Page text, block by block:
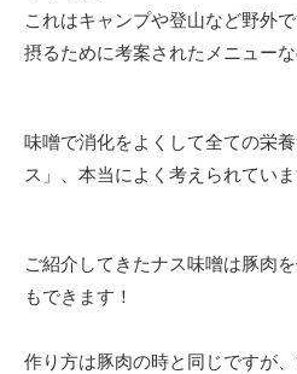
これはキャンプや登山など野外
摂るために考案されたメニューな
味噌で消化をよくして全ての栄
ス」、本当によく考えられていま
ご紹介してきたナス味噌は豚肉
もできます！
作り方は豚肉の時と同じですが